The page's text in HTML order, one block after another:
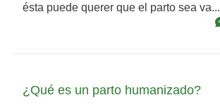
ésta puede querer que el parto sea va...
¿Qué es un parto humanizado?